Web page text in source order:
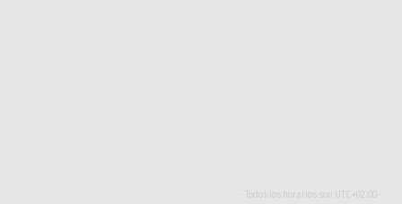
- Todos los horarios son UTC+02:00